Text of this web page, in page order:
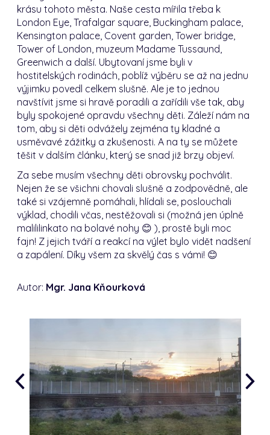
krásu tohoto města. Naše cesta mířila třeba k
London Eye, Trafalgar square, Buckingham palace,
Kensington palace, Covent garden, Tower bridge,
Tower of London, muzeum Madame Tussaund,
Greenwich a další. Ubytovaní jsme byli v
hostitelských rodinách, poblíž výběru se až na jednu
výjimku povedl celkem slušně.Ale je to jednou
navštívit jsme si hravě poradili a zařídili vše tak, aby
byly spokojené opravdu všechny děti. Záleží nám na
tom, aby si děti odvážely zejména ty kladné a
usměvavé zážitky a zkušenosti.A na ty se můžete
těšit v dalším článku, který se snad již brzy objeví.
Za sebe musím všechny děti obrovsky pochválit.
Nejen že se všichni chovali slušně a zodpovědně, ale
také si vzájemně pomáhali, hlídali se, poslouchali
výklad, chodili včas, nestěžovali si (možná jen úplně
malililinkato na bolavé nohy 😊 ), prostě byli moc
fajn! Z jejich tváří a reakcí na výlet bylo vidět nadšení
a zapálení. Díky všem za skvělý čas s vámi! 😊
Autor: Mgr. Jana Kňourková